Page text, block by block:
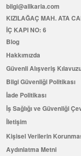
bilgi@allkaria.com
KIZILAĞAÇ MAH. ATA
İÇ KAPI NO: 6
Blog
Hakkımızda
Güvenli Alışveriş
Bilgi Güvenliği Politikası
İade Politikası
İş Sağlığı ve Güvenliği
İletişim
Kişisel Verilerin
Aydınlatma Metni